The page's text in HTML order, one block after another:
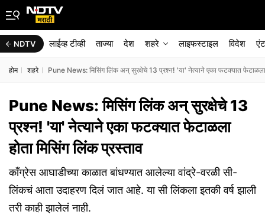
NDTV लाईव्ह टीव्ही ताज्या देश शहरे लाइफस्टाइल विदेश
होम शहरे Pune News: मिसिंग लिंक अन् सुरक्षेचे 13 प्रश्न! 'या' नेत्याने एका फटक्यात फेटाळला
Pune News: मिसिंग लिंक अन् सुरक्षेचे 13
प्रश्न! 'या' नेत्याने एका फटक्यात फेटाळला
होता मिसिंग लिंक प्रस्ताव
काँग्रेस आघाडीच्या काळात बांधण्यात आलेल्या वांद्रे-वरळी सी-
लिंकचं आता उदाहरण दिलं जात आहे. या सी लिंकला इतकी वर्ष झाली
तरी काही झालेलं नाही.